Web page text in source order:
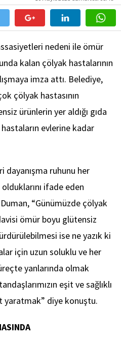
nedeni ile ömür
kalan çölyak hastalarının
imza attı. Belediye,
çölyak hastasının
ürünlerin yer aldığı gıda
evlerine kadar
dayanışma ruhunu her
ifade eden
“Günümüzde çölyak
ömür boyu glütensiz
ise ne yazık ki
için uzun soluklu ve her
yanlarında olmak
eşit ve sağlıklı
yaratmak” diye konuştu.